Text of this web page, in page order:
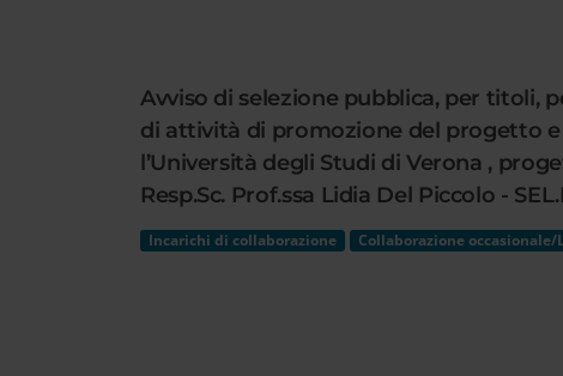
Avviso di selezione pubblica, per titoli,
di attività di promozione del progetto e
l’Università degli Studi di Verona ,
Resp.Sc. Prof.ssa Lidia Del Piccolo -
Incarichi di collaborazione Collaborazione